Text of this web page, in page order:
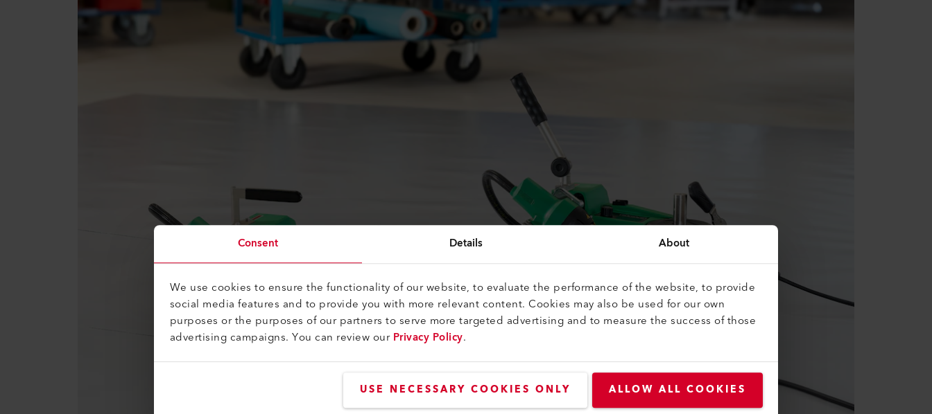
Consent Details About
We use cookies to ensure the functionality of our website, to evaluate the performance of the website, to provide
social media features and to provide you with more relevant content. Cookies may also be used for our own
purposes or the purposes of our partners to serve more targeted advertising and to measure the success of those
advertising campaigns. You can review ourPrivacy Policy.
USE NECESSARY COOKIES ONLY ALLOW ALL COOKIES